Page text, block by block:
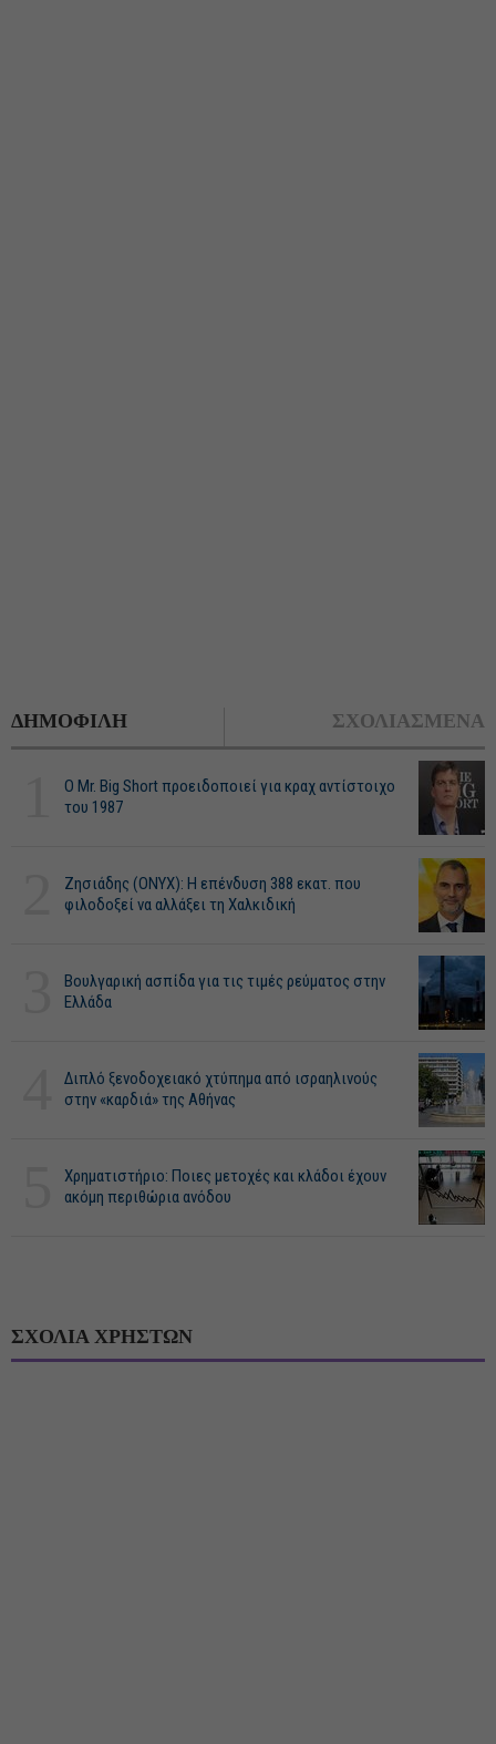
ΔΗΜΟΦΙΛΗ ΣΧΟΛΙΑΣΜΕΝΑ
O Mr. Big Short προειδοποιεί για κραχ αντίστοιχο
του 1987
Ζησιάδης (ONYX): Η επένδυση 388 εκατ. που
φιλοδοξεί να αλλάξει τη Χαλκιδική
Βουλγαρική ασπίδα για τις τιμές ρεύματος στην
Ελλάδα
Διπλό ξενοδοχειακό χτύπημα από ισραηλινούς
στην «καρδιά» της Αθήνας
Χρηματιστήριο: Ποιες μετοχές και κλάδοι έχουν
ακόμη περιθώρια ανόδου
ΣΧΟΛΙΑ ΧΡΗΣΤΩΝ